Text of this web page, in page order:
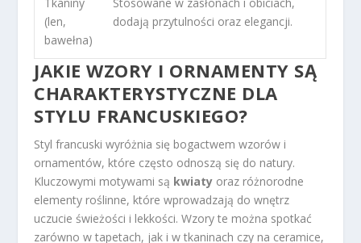
(len,
bawełna)
dodają przytulności oraz elegancji.
JAKIE WZORY I ORNAMENTY SĄ
CHARAKTERYSTYCZNE DLA
STYLU FRANCUSKIEGO?
Styl francuski wyróżnia się bogactwem wzorów i
ornamentów, które często odnoszą się do natury.
Kluczowymi motywami są kwiaty oraz różnorodne
elementy roślinne, które wprowadzają do wnętrz
uczucie świeżości i lekkości. Wzory te można spotkać
zarówno w tapetach, jak i w tkaninach czy na ceramice,